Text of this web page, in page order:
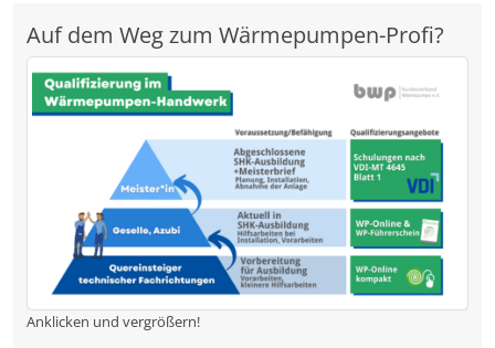
Auf dem Weg zum Wärmepumpen-Profi?
Anklicken und vergrößern!